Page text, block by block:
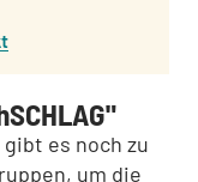
es noch zu
um die